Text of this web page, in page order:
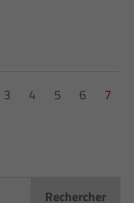
3 4 5 6 7